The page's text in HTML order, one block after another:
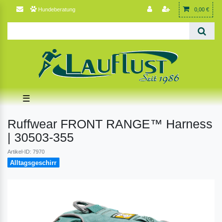
Hundeberatung 0,00 €
☰
Ruffwear FRONT RANGE™ Harness
| 30503-355
Artikel-ID: 7970
Alltagsgeschirr